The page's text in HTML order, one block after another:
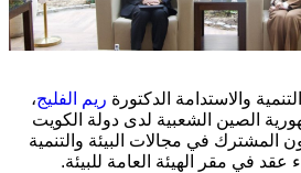
والاستدامة الدكتورة ريم الفليج،
الصين الشعبية لدى دولة الكويت
المشترك في مجالات البيئة والتنمية
عقد في مقر الهيئة العامة للبيئة.